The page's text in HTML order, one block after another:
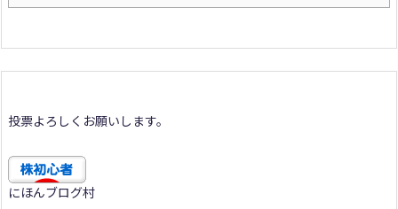
投票よろしくお願いします。
にほんブログ村